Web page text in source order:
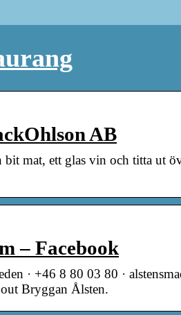
AB
mat, ett glas vin och titta ut
– Facebook
· +46 8 80 03 80 ·
Bryggan Ålsten.